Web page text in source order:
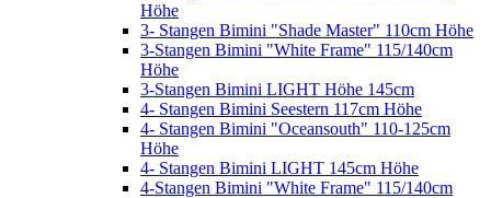
Höhe
3- Stangen Bimini "Shade Master" 110cm Höhe
3-Stangen Bimini "White Frame" 115/140cm
Höhe
3-Stangen Bimini LIGHT Höhe 145cm
4- Stangen Bimini Seestern 117cm Höhe
4- Stangen Bimini "Oceansouth" 110-125cm
Höhe
4- Stangen Bimini LIGHT 145cm Höhe
4-Stangen Bimini "White Frame" 115/140cm